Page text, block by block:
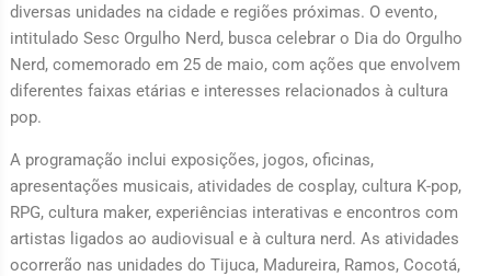
diversas unidades na cidade e regiões próximas. O evento,
intitulado Sesc Orgulho Nerd, busca celebrar o Dia do Orgulho
Nerd, comemorado em 25 de maio, com ações que envolvem
diferentes faixas etárias e interesses relacionados à cultura
pop.
A programação inclui exposições, jogos, oficinas,
apresentações musicais, atividades de cosplay, cultura K-pop,
RPG, cultura maker, experiências interativas e encontros com
artistas ligados ao audiovisual e à cultura nerd. As atividades
ocorrerão nas unidades do Tijuca, Madureira, Ramos, Cocotá,